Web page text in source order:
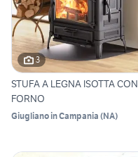
3
STUFA A LEGNA ISOTTA CON
FORNO
Giugliano in Campania (NA)